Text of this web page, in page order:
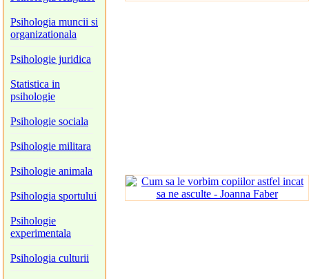
Psihologia muncii si
organizationala
Psihologie juridica
Statistica in
psihologie
Psihologie sociala
Psihologie militara
Psihologie animala
Psihologia sportului
Psihologie
experimentala
Psihologia culturii